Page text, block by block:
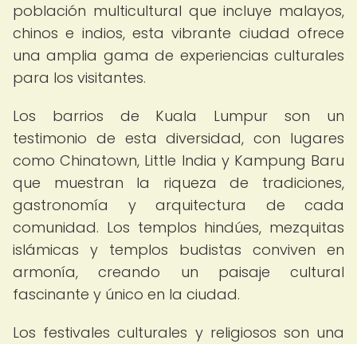
población multicultural que incluye malayos,
chinos e indios, esta vibrante ciudad ofrece
una amplia gama de experiencias culturales
para los visitantes.
Los barrios de Kuala Lumpur son un
testimonio de esta diversidad, con lugares
como Chinatown, Little India y Kampung Baru
que muestran la riqueza de tradiciones,
gastronomía y arquitectura de cada
comunidad. Los templos hindúes, mezquitas
islámicas y templos budistas conviven en
armonía, creando un paisaje cultural
fascinante y único en la ciudad.
Los festivales culturales y religiosos son una